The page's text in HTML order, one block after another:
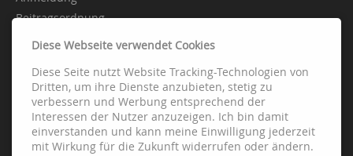
Beitragsordnung
Abteilungen
Fussball
Handball
Diese Webseite verwendet Cookies
Diese Seite nutzt Website Tracking-Technologien von
Dritten, um ihre Dienste anzubieten, stetig zu
verbessern und Werbung entsprechend der
Interessen der Nutzer anzuzeigen. Ich bin damit
einverstanden und kann meine Einwilligung jederzeit
mit Wirkung für die Zukunft widerrufen oder ändern.